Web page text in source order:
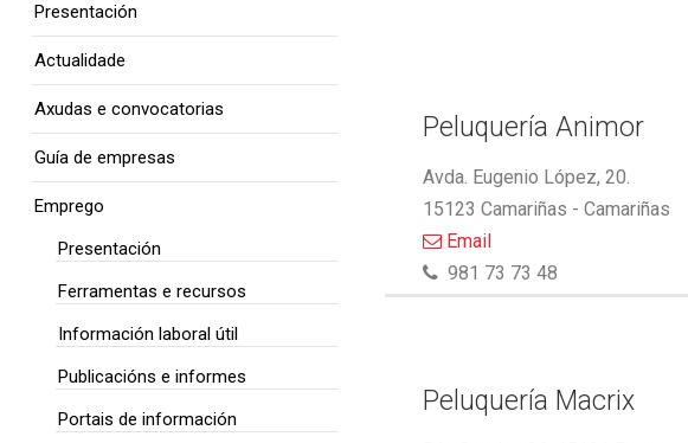
Peluquería Animor
Avda. Eugenio López, 20.
15123 Camariñas - Camariñas
Email
981 73 73 48
Peluquería Macrix
Presentación
Actualidade
Axudas e convocatorias
Guía de empresas
Emprego
Presentación
Ferramentas e recursos
Información laboral útil
Publicacións e informes
Portais de información